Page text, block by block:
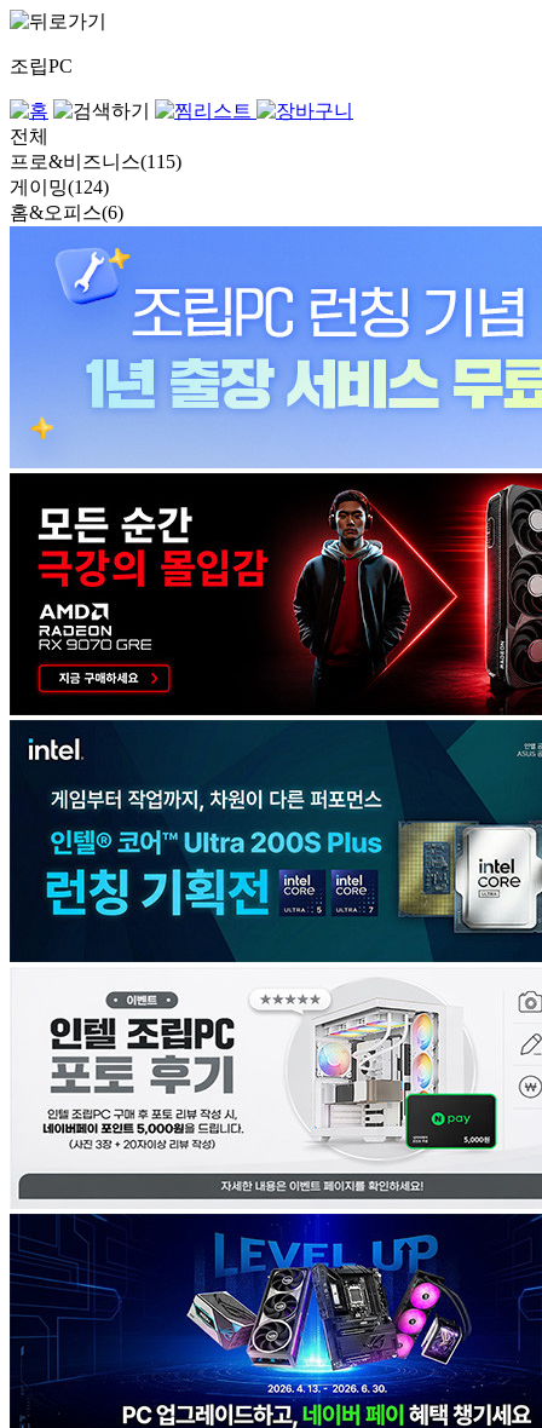
조립PC
전체
프로&비즈니스(115)
게이밍(124)
홈&오피스(6)